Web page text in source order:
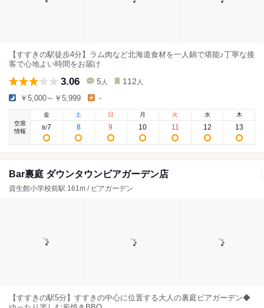
【すすきの駅徒歩4分】ラム肉など北海道食材を一人鍋で堪能♪丁寧な接
客で心地よい時間をお届け
3.06 5 人 112 人
￥5,000～￥5,999 -
空席
情報
金
8/7
土
8
日
9
月
10
火
11
水
12
木
13
Bar裏庭 ダウンタウンビアガーデン店
資生館小学校前駅 161m / ビアガーデン
【すすきの駅5分】すすきの中心に位置する大人の裏庭ビアガーデン◆